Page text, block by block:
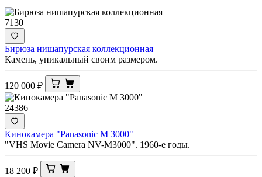
7130
Бирюза нишапурская коллекционная
Камень, уникальный своим размером.
120 000 ₽
24386
Кинокамера "Panasonic M 3000"
"VHS Movie Camera NV-M3000". 1960-е годы.
18 200 ₽